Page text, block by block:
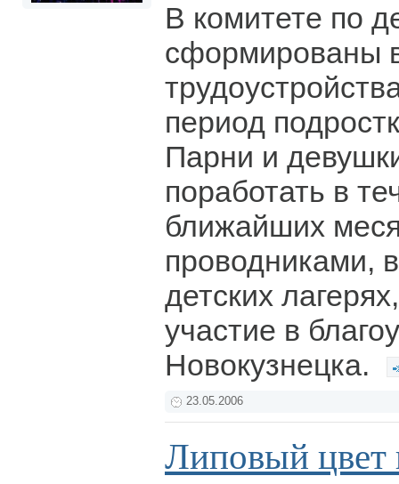
В комитете по
сформированы
период
Парни и
поработать в
ближайших
проводниками,
детских
участие в
Новокузнецка.
23.05.2006
Липовый цвет